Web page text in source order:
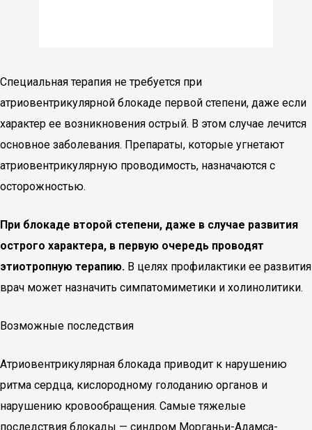
Специальная терапия не требуется при
атриовентрикулярной блокаде первой степени, даже если
характер ее возникновения острый. В этом случае лечится
основное заболевания. Препараты, которые угнетают
атриовентрикулярную проводимость, назначаются с
осторожностью.
При блокаде второй степени, даже в случае развития
острого характера, в первую очередь проводят
этиотропную терапию. В целях профилактики ее развития
врач может назначить симпатомиметики и холинолитики.
Возможные последствия
Атриовентрикулярная блокада приводит к нарушению
ритма сердца, кислородному голоданию органов и
нарушению кровообращения. Самые тяжелые
последствия блокады — синдром Морганьи-Адамса-